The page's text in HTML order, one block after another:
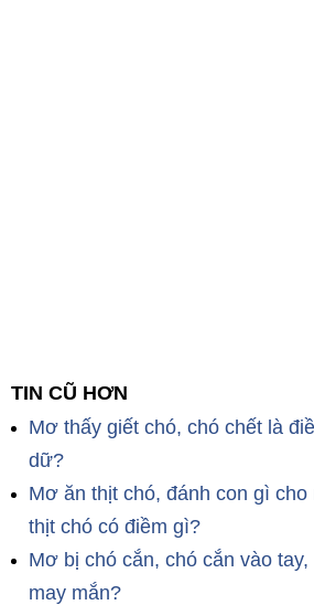
TIN CŨ HƠN
Mơ thấy giết chó, chó chết là
dữ?
Mơ ăn thịt chó, đánh con gì
thịt chó có điềm gì?
Mơ bị chó cắn, chó cắn vào
may mắn?